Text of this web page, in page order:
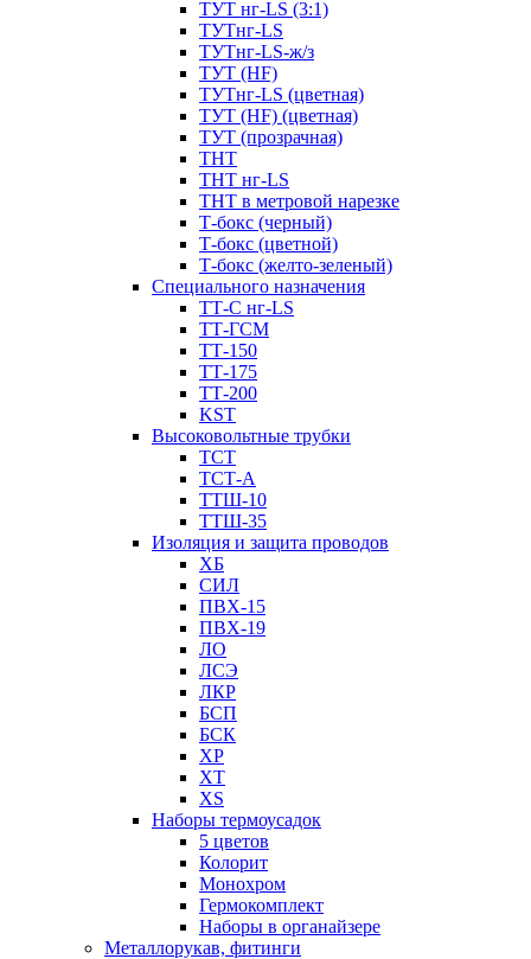
ТУТ нг-LS (3:1)
ТУТнг-LS
ТУТнг-LS-ж/з
ТУТ (HF)
ТУТнг-LS (цветная)
ТУТ (HF) (цветная)
ТУТ (прозрачная)
ТНТ
ТНТ нг-LS
ТНТ в метровой нарезке
Т-бокс (черный)
Т-бокс (цветной)
Т-бокс (желто-зеленый)
Специального назначения
ТТ-С нг-LS
ТТ-ГСМ
ТТ-150
ТТ-175
ТТ-200
KST
Высоковольтные трубки
ТСТ
ТСТ-А
ТТШ-10
ТТШ-35
Изоляция и защита проводов
ХБ
СИЛ
ПВХ-15
ПВХ-19
ЛО
ЛСЭ
ЛКР
БСП
БСК
XP
XT
XS
Наборы термоусадок
5 цветов
Колорит
Монохром
Гермокомплект
Наборы в органайзере
Металлорукав, фитинги